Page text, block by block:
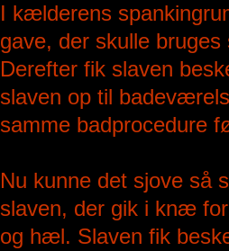
I kælderens
gave, der skulle
Derefter fik slaven
slaven op til
samme badprocedure
Nu kunne det sjove så
slaven, der gik i knæ
og hæl. Slaven fik